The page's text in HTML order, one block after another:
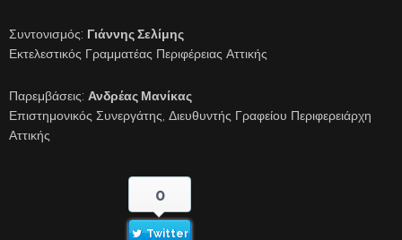
Συντονισμός: Γιάννης Σελίμης
Εκτελεστικός Γραμματέας Περιφέρειας Αττικής
Παρεμβάσεις: Ανδρέας Μανίκας
Επιστημονικός Συνεργάτης, Διευθυντής Γραφείου Περιφερειάρχη
Αττικής
0
Twitter